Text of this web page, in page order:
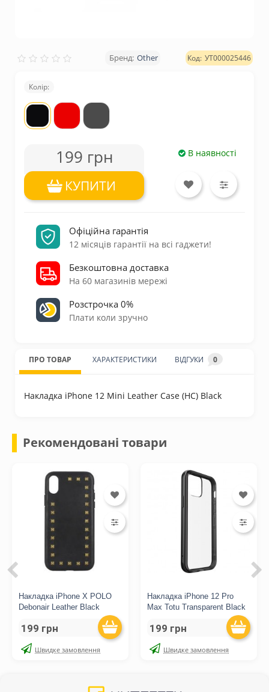
Other УТ000025446
Колір:
199 грн В наявності
КУПИТИ
Офіційна гарантія
12 місяців гарантії на всі гаджети!
Безкоштовна доставка
На 60 магазинів мережі
Розстрочка 0%
Плати коли зручно
ПРО ТОВАР ХАРАКТЕРИСТИКИ ВІДГУКИ 0
Накладка iPhone 12 Mini Leather Case (HC) Black
Рекомендовані товари
Накладка iPhone X POLO
Debonair Leather Black
199 грн
Швидке замовлення
Накладка iPhone 12 Pro
Max Totu Transparent Black
199 грн
Швидке замовлення